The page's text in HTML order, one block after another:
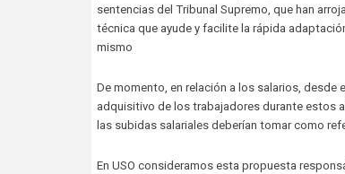
sentencias del Tribunal Supremo, que han
técnica que ayude y facilite la rápida
mismo
De momento, en relación a los salarios,
adquisitivo de los trabajadores durante estos
las subidas salariales deberían tomar como
En USO consideramos esta propuesta